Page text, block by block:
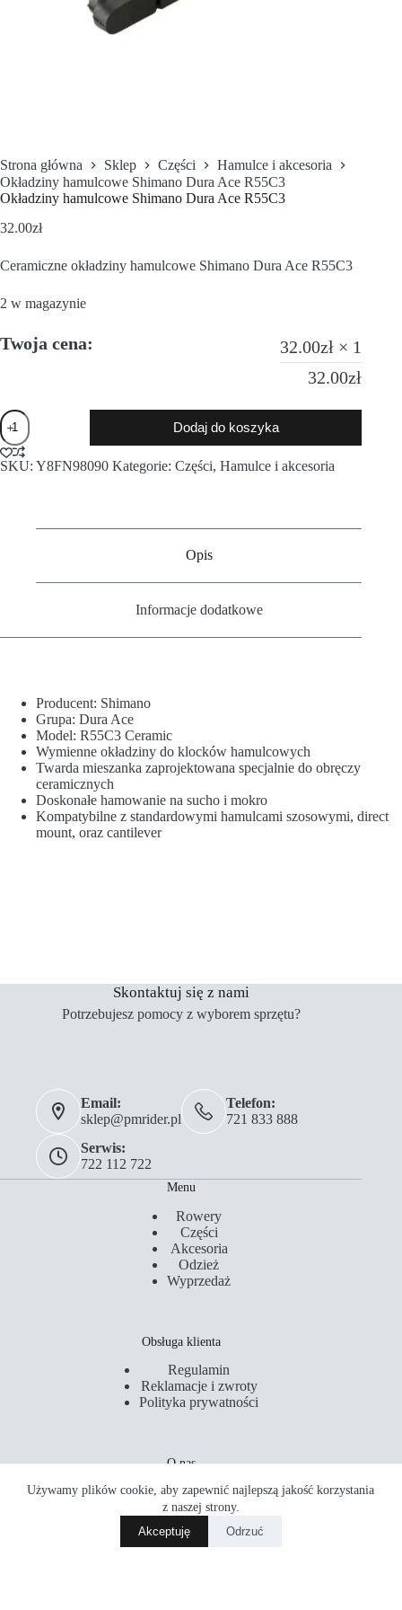
Używamy plików cookie, aby zapewnić najlepszą jakość korzystania
z naszej strony.
Akceptuję
Odrzuć
Strona główna Sklep Części
Hamulce i akcesoria
Okładziny hamulcowe Shimano Dura Ace R55C3
Okładziny hamulcowe Shimano Dura Ace R55C3
32.00zł
Ceramiczne okładziny hamulcowe Shimano Dura Ace R55C3
2 w magazynie
Twoja cena: 32.00zł × 1
32.00zł
Dodaj do koszyka
SKU: Y8FN98090 Kategorie: Części, Hamulce i akcesoria
Opis
Informacje dodatkowe
Producent: Shimano
Grupa: Dura Ace
Model: R55C3 Ceramic
Wymienne okładziny do klocków hamulcowych
Twarda mieszanka zaprojektowana specjalnie do obręczy
ceramicznych
Doskonałe hamowanie na sucho i mokro
Kompatybilne z standardowymi hamulcami szosowymi, direct
mount, oraz cantilever
Skontaktuj się z nami
Potrzebujesz pomocy z wyborem sprzętu?
Email:
sklep@pmrider.pl
Telefon:
721 833 888
Serwis:
722 112 722
Menu
Rowery
Części
Akcesoria
Odzież
Wyprzedaż
Obsługa klienta
Regulamin
Reklamacje i zwroty
Polityka prywatności
O nas
Kontakt
Serwis
Sklepy
Akademia Rowerowa